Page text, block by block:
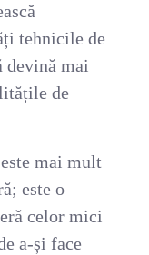
tehnicile de
devină mai
de
mai mult
este o
celor mici
a-și face